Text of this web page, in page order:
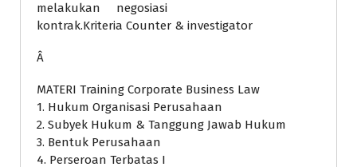
melakukan negosiasi
kontrak.Kriteria Counter & investigator
Â
MATERI Training Corporate Business Law
1. Hukum Organisasi Perusahaan
2. Subyek Hukum & Tanggung Jawab Hukum
3. Bentuk Perusahaan
4. Perseroan Terbatas I